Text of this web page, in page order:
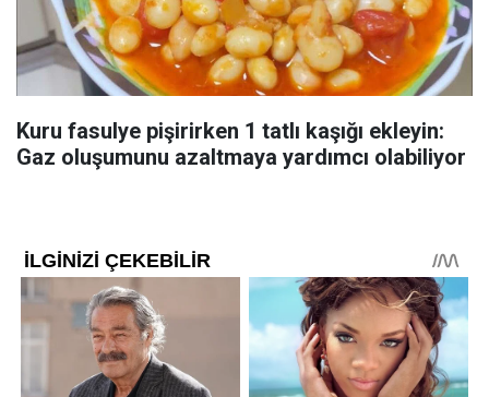
Kuru fasulye pişirirken 1 tatlı kaşığı ekleyin:
Gaz oluşumunu azaltmaya yardımcı olabiliyor